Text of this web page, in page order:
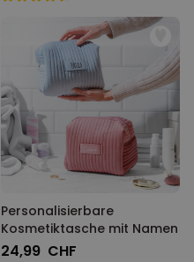
Personalisierbare
Kosmetiktasche mit Namen
24,99 CHF